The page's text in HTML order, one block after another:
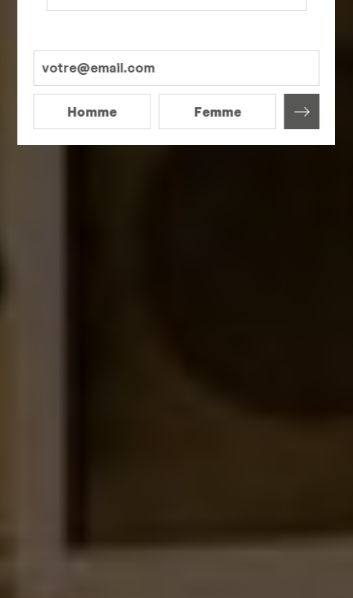
Homme Femme